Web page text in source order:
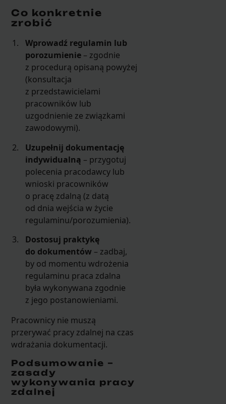
Co konkretnie
zrobić
Wprowadź regulamin lub
porozumienie – zgodnie
z procedurą opisaną powyżej
(konsultacja
z przedstawicielami
pracowników lub
uzgodnienie ze związkami
zawodowymi).
Uzupełnij dokumentację
indywidualną – przygotuj
polecenia pracodawcy lub
wnioski pracowników
o pracę zdalną (z datą
od dnia wejścia w życie
regulaminu/porozumienia).
Dostosuj praktykę
do dokumentów – zadbaj,
by od momentu wdrożenia
regulaminu praca zdalna
była wykonywana zgodnie
z jego postanowieniami.
Pracownicy nie muszą
przerywać pracy zdalnej na czas
wdrażania dokumentacji.
Podsumowanie –
zasady
wykonywania pracy
zdalnej